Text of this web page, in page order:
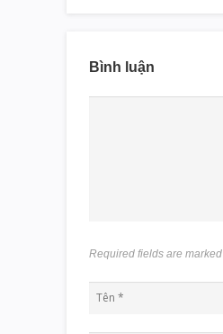
Bình luận
Required fields are marked